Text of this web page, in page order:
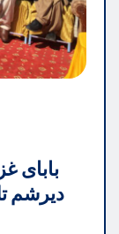
دیرشم